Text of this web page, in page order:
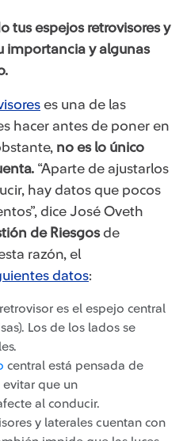
tus espejos retrovisores y
importancia y algunas
es una de las
hacer antes de poner en
no es lo único
“Aparte de ajustarlos
hay datos que pocos
dice José Oveth
de Riesgosde
razón, el
datos:​
es el espe​​jo central
Los de los lados se
central está pensada de
que un
al conducir.
y laterales cuentan con